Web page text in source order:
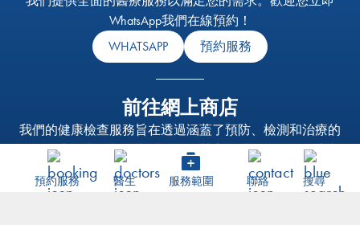
預約服務 醫生 服務範圍 聯絡 搜尋
WhatsApp我們在線預約！
WHATSAPP
預約服務
前往網上商店
我們的健康檢查服務旨在透過涵蓋了預防、檢測和治療的
全面健康檢查套餐，支持個人及其家人達到最佳的健康狀
態。